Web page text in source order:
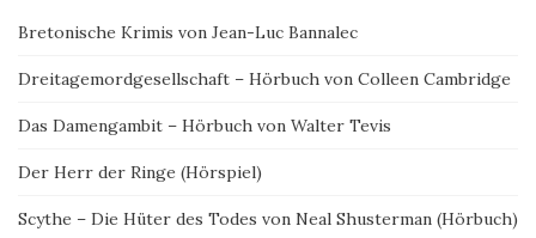
Bretonische Krimis von Jean-Luc Bannalec
Dreitagemordgesellschaft – Hörbuch von Colleen Cambridge
Das Damengambit – Hörbuch von Walter Tevis
Der Herr der Ringe (Hörspiel)
Scythe – Die Hüter des Todes von Neal Shusterman (Hörbuch)